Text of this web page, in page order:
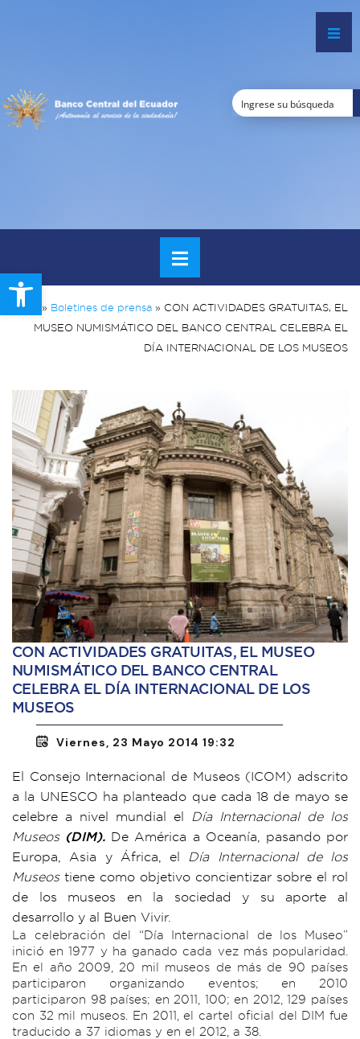
Open toolbar
Inicio » Boletines de prensa » CON ACTIVIDADES GRATUITAS, EL
MUSEO NUMISMÁTICO DEL BANCO CENTRAL CELEBRA EL
DÍA INTERNACIONAL DE LOS MUSEOS
CON ACTIVIDADES GRATUITAS, EL MUSEO
NUMISMÁTICO DEL BANCO CENTRAL
CELEBRA EL DÍA INTERNACIONAL DE LOS
MUSEOS
Viernes, 23 Mayo 2014 19:32
El Consejo Internacional de Museos (ICOM) adscrito
a la UNESCO ha planteado que cada 18 de mayo se
celebre a nivel mundial el Día Internacional de los
Museos(DIM). De América a Oceanía, pasando por
Europa, Asia y África, el Día Internacional de los
Museos tiene como objetivo concientizar sobre el rol
de los museos en la sociedad y su aporte al
desarrollo y al Buen Vivir.
La celebración del “Día Internacional de los Museo”
inició en 1977 y ha ganado cada vez más popularidad.
En el año 2009, 20 mil museos de más de 90 países
participaron organizando eventos; en 2010
participaron 98 países; en 2011, 100; en 2012, 129 países
con 32 mil museos. En 2011, el cartel oficial del DIM fue
traducido a 37 idiomas y en el 2012, a 38.